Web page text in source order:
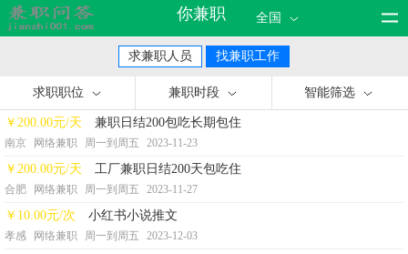
你兼职 全国
求兼职人员 找兼职工作
求职职位 兼职时段 智能筛选
￥200.00元/天 兼职日结200包吃长期包住
南京 网络兼职 周一到周五 2023-11-23
￥200.00元/天 工厂兼职日结200天包吃住
合肥 网络兼职 周一到周五 2023-11-27
￥10.00元/次 小红书小说推文
孝感 网络兼职 周一到周五 2023-12-03